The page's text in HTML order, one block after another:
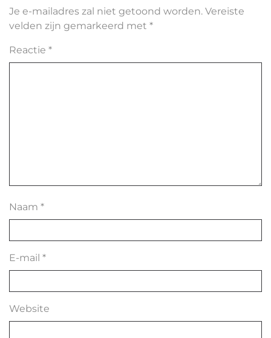
Je e-mailadres zal niet getoond worden. Vereiste
velden zijn gemarkeerd met *
Reactie *
Naam *
E-mail *
Website